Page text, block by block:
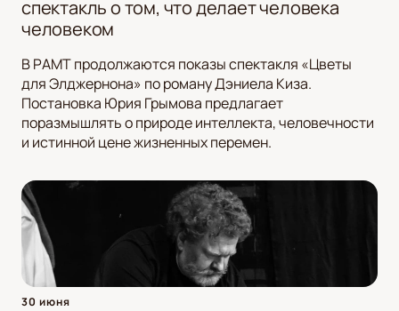
спектакль о том, что делает человека
человеком
В РАМТ продолжаются показы спектакля «Цветы
для Элджернона» по роману Дэниела Киза.
Постановка Юрия Грымова предлагает
поразмышлять о природе интеллекта, человечности
и истинной цене жизненных перемен.
30 июня